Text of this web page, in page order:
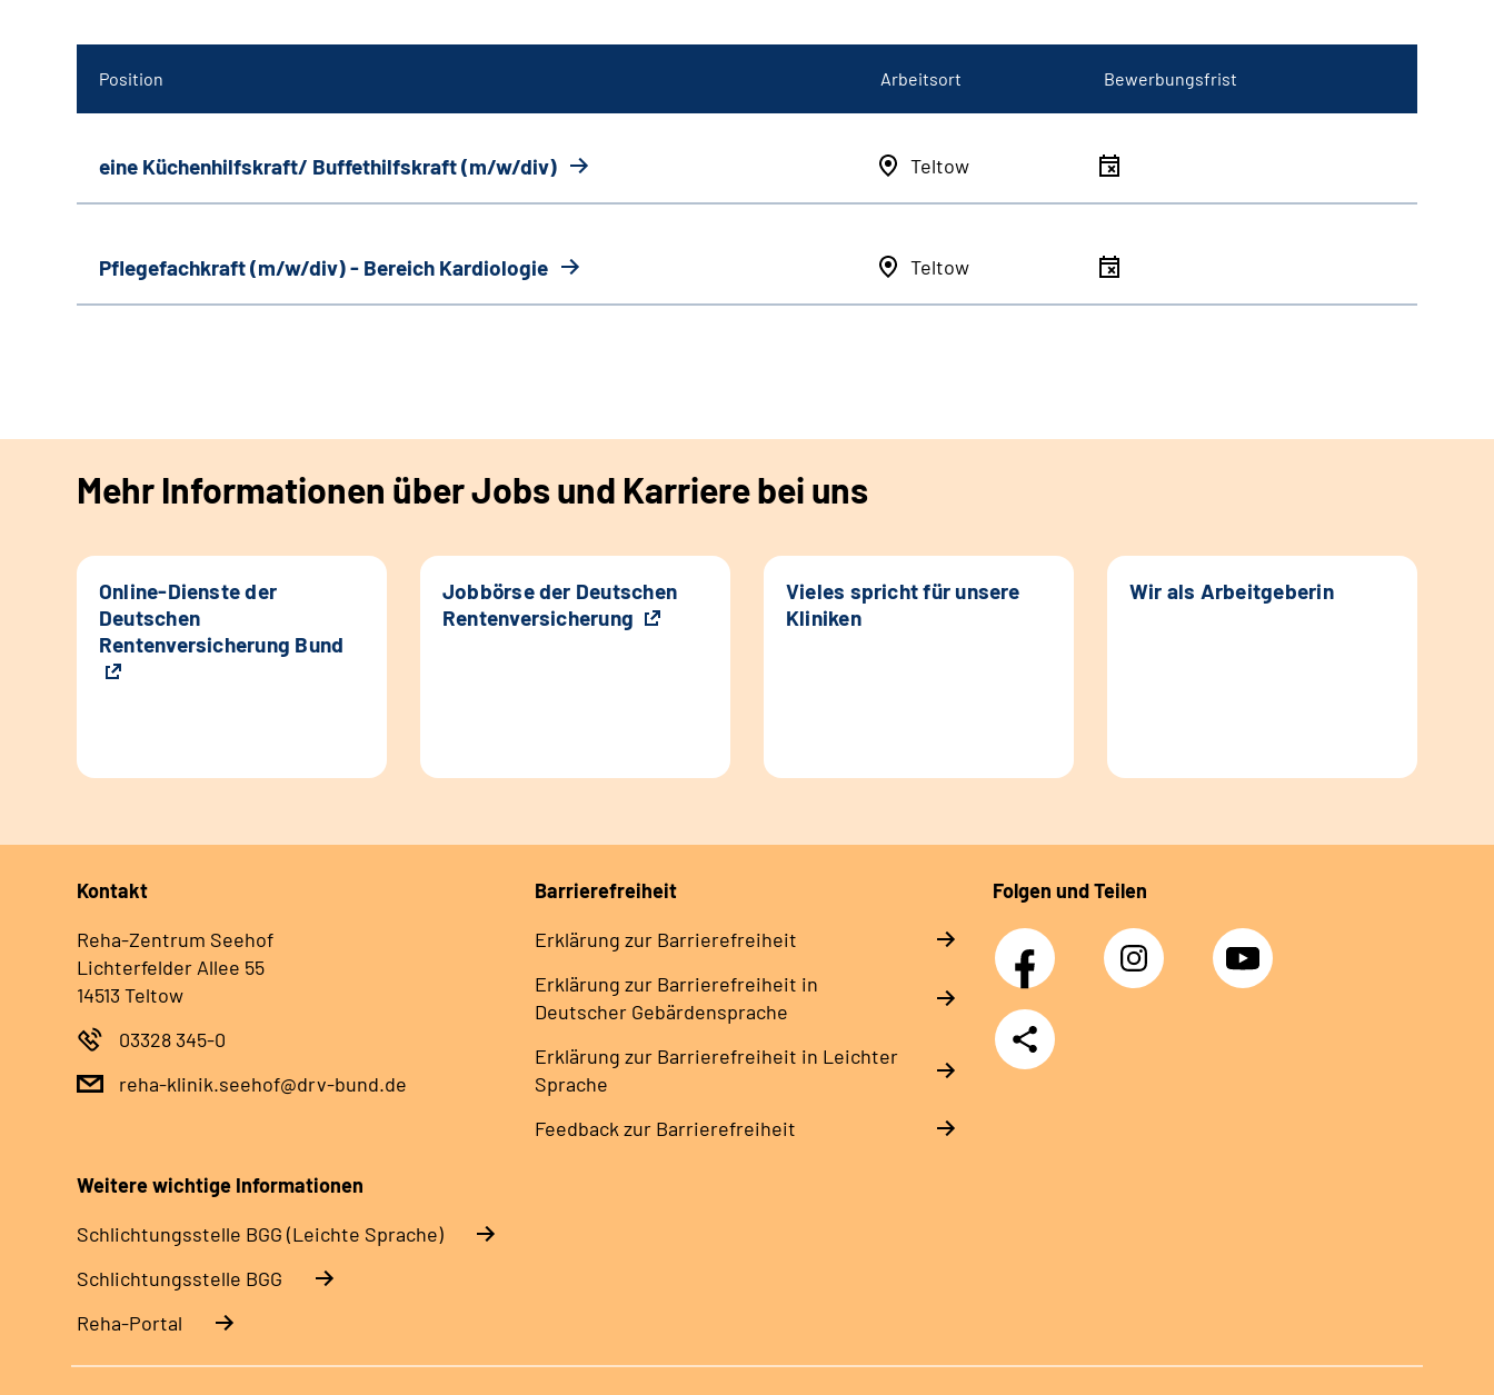
Position Arbeitsort Bewerbungsfrist
eine Küchenhilfskraft/ Buffethilfskraft (m/w/div) Teltow
Pflegefachkraft (m/w/div) - Bereich Kardiologie Teltow
Mehr Informationen über Jobs und Karriere bei uns
Online-Dienste der
Deutschen
Rentenversicherung Bund
Jobbörse der Deutschen
Rentenversicherung
Vieles spricht für unsere
Kliniken
Wir als Arbeitgeberin
Kontakt
Reha-Zentrum Seehof
Lichterfelder Allee 55
14513 Teltow
03328 345-0
reha-klinik.seehof@drv-bund.de
Barrierefreiheit
Erklärung zur Barrierefreiheit
Erklärung zur Barrierefreiheit in
Deutscher Gebärdensprache
Erklärung zur Barrierefreiheit in Leichter
Sprache
Feedback zur Barrierefreiheit
Folgen und Teilen
Facebook Instagram YouTube
Teilen
Weitere wichtige Informationen
Schlich­tungs­stel­le BGG (Leichte Sprache)
Schlich­tungs­stel­le BGG
Reha-Portal